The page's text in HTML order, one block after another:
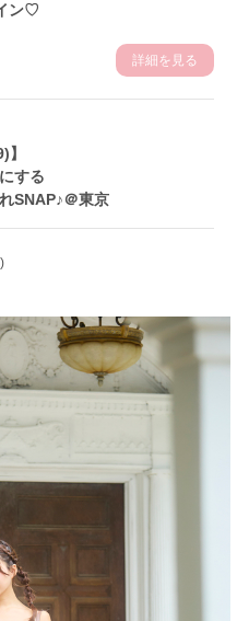
ン♡
詳細を見る
する
SNAP♪＠東京